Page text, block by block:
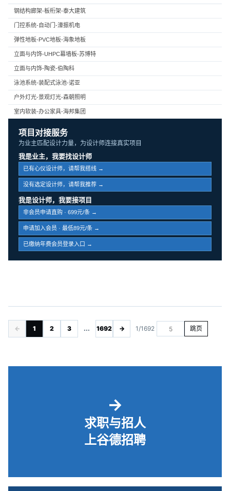
钢结构廊架-板桁架-泰大建筑
门控系统-自动门-濠振机电
弹性地板-PVC地板-海象地板
立面与内饰-UHPC幕墙板-苏博特
立面与内饰-陶瓷-伯陶科
泳池系统-装配式泳池-诺亚
户外灯光-景观灯光-森朝照明
室内软装-办公家具-海邦集团
项目对接服务
为业主匹配设计力量，为设计师连接真实项目
我是业主，我要找设计师
已有心仪设计师，请帮我搭线 →
没有选定设计师，请帮我推荐 →
我是设计师，我要接项目
非会员申请直购 · 699元/条 →
申请加入会员 · 最低89元/条 →
已缴纳年费会员登录入口 →
← 1 2 3 ... 1692 → 1/1692 跳页
→
求职与招人
上谷德招聘